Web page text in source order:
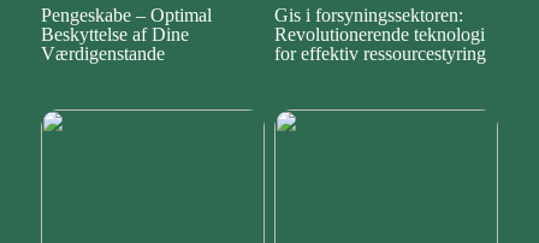
Pengeskabe – Optimal
Beskyttelse af Dine
Værdigenstande
Gis i forsyningssektoren:
Revolutionerende teknologi
for effektiv ressourcestyring